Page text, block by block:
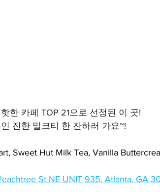
한 카페 TOP 21으로 선정된 이 곳!
진한 밀크티 한 잔하러 가요~!
Sweet Hut Milk Tea, Vanilla
St NE UNIT 935, Atlanta, GA